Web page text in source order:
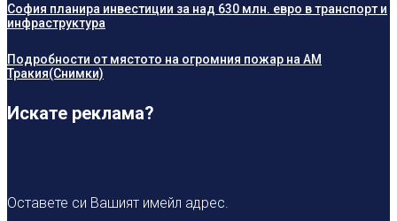
София планира инвестиции за над 630 млн. евро в транспорт и
инфраструктура
Подробности от мястото на огромния пожар на АМ
Тракия(Снимки)
Искате реклама?
Оставете си Вашият имейл адрес.